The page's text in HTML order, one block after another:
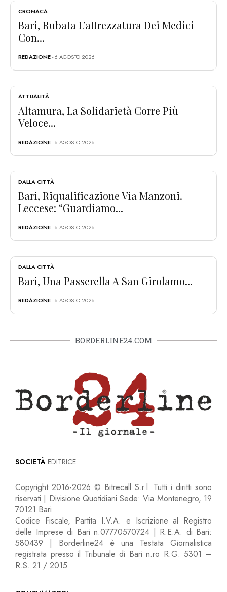
CRONACA
Bari, Rubata L’attrezzatura Dei Medici
Con...
REDAZIONE- 6 AGOSTO 2026
ATTUALITÀ
Altamura, La Solidarietà Corre Più
Veloce...
REDAZIONE- 6 AGOSTO 2026
DALLA CITTÀ
Bari, Riqualificazione Via Manzoni.
Leccese: “Guardiamo...
REDAZIONE- 6 AGOSTO 2026
DALLA CITTÀ
Bari, Una Passerella A San Girolamo...
REDAZIONE- 6 AGOSTO 2026
BORDERLINE24.COM
SOCIETÀ EDITRICE
Copyright 2016-2026 © Bitrecall S.r.l. Tutti i diritti sono
riservati | Divisione Quotidiani Sede: Via Montenegro, 19
70121 Bari
Codice Fiscale, Partita I.V.A. e Iscrizione al Registro
delle Imprese di Bari n.07770570724 | R.E.A. di Bari:
580439 | Borderline24 è una Testata Giornalistica
registrata presso il Tribunale di Bari n.ro R.G. 5301 –
R.S. 21 / 2015